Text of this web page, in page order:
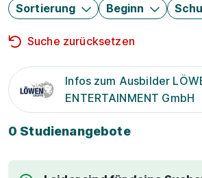
Sortierung Beginn
Suche zurücksetzen
Infos zum Ausbilder
ENTERTAINMENT GmbH
0 Studienangebote